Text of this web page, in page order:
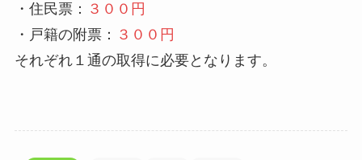
・住民票： ３００円
・戸籍の附票： ３００円
それぞれ１通の取得に必要となります。